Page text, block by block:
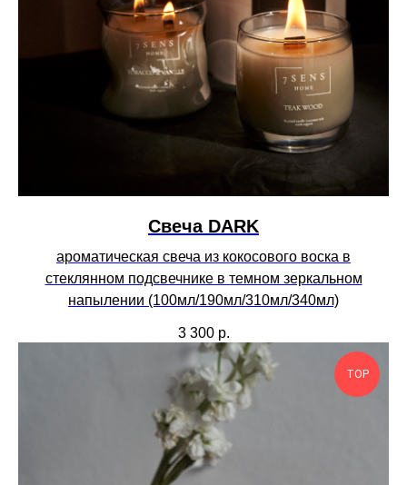
Свеча DARK
ароматическая свеча из кокосового воска в
стеклянном подсвечнике в темном зеркальном
напылении (100мл/190мл/310мл/340мл)
3 300 р.
TOP